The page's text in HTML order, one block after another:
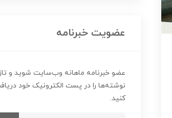
عضویت خبرنامه
عضو خبرنامه ماهانه وب‌سایت شوید و
نوشته‌ها را در پست الکترونیک خود
کنید.